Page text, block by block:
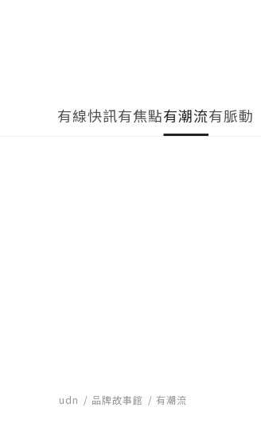
有線快訊有焦點有潮流有脈動
udn 品牌故事館 有潮流